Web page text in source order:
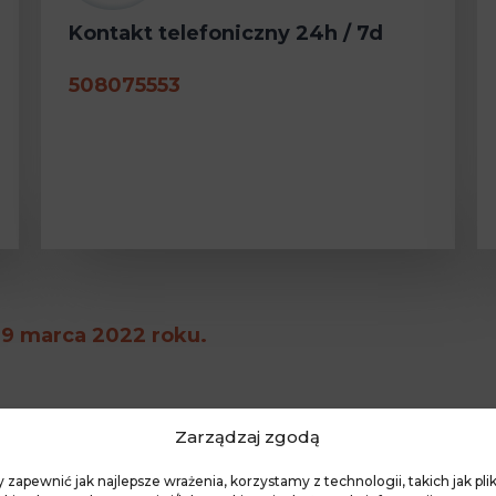
Zarządzaj zgodą
zapewnić jak najlepsze wrażenia, korzystamy z technologii, takich jak
Kontakt telefoniczny 24h / 7d
508075553
marca 2022 roku.
pogrzebowy